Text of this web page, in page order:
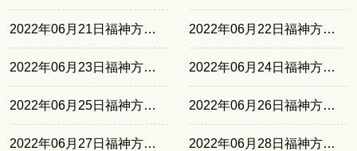
2022年06月21日福神方位西南 2022年06月22日福神方位西北
2022年06月23日福神方位东南 2022年06月24日福神方位东北
2022年06月25日福神方位正北 2022年06月26日福神方位西南
2022年06月27日福神方位西北 2022年06月28日福神方位东南